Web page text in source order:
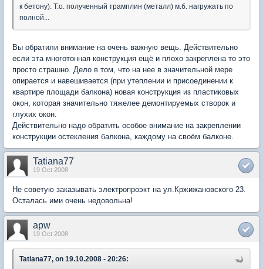
к бетону). Т.о. полученный трамплин (металл) м.б. нагружать по
полной...
Вы обратили внимание на очень важную вещь. Действительно
если эта многотонная конструкция ещё и плохо закреплена то это
просто страшно. Дело в том, что на нее в значительной мере
опирается и навешивается (при утеплении и присоединении к
квартире площади балкона) новая конструкция из пластиковых
окон, которая значительно тяжелее демонтируемых створок и
глухих окон.
Действительно надо обратить особое внимание на закреплении
конструкции остекления балкона, каждому на своём балконе.
Tatiana77
19 Oct 2008
Не советую заказывать электропроэкт на ул.Кржижановского 23.
Осталась ими очень недовольна!
apw
19 Oct 2008
Tatiana77, on 19.10.2008 - 20:26: